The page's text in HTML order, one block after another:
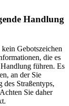
Handlung
Gebotszeichen
die es
führen. Es
an der Sie
des Straßentyps,
Sie daher